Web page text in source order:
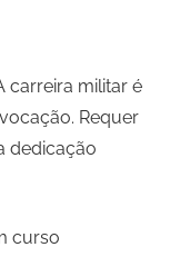
carreira militar é
Requer
dedicação
curso